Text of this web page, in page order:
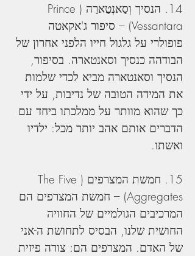
14. הנסיך וְסַאנְטַארַה (Prince
Vessantara) – סיפור ג'אקאטה
פופולרי על גלגול חייו הלפני אחרון של
הבודהה כנסיך וסאנטארה. בסיפור,
הנסיך וסאנטארה מביא לכדי שלמות
את המידה הטובה של נדיבות, על ידי
כך שהוא מוותר על ממלכתו ביחד עם
הדברים אותם אהב יותר מכל: ילדיו
ואשתו.
15. חמשת המצרפים (The Five
Aggregates) – חמשת המצרפים הם
המרכיבים הגולמיים של החוויה
החושית שלנו, הבסיס לתחושת ה-אני
של האדם. המצרפים הם: צורה פיזית